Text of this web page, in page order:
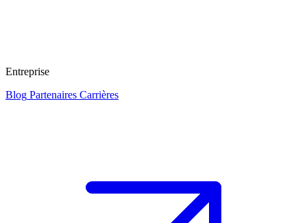
Entreprise
Blog Partenaires Carrières